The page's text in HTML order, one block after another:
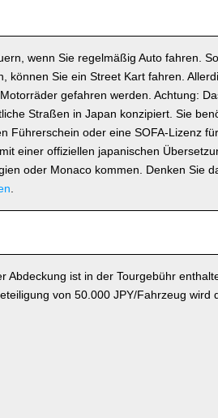
wenn Sie regelmäßig Auto fahren.
können Sie ein Street Kart fahren.
gefahren werden. Achtung:
Straßen in Japan konzipiert. Sie
Führerschein oder eine SOFA-Lizenz
einer offiziellen japanischen
oder Monaco kommen. Denken Sie
ist in der Tourgebühr
von 50.000 JPY/Fahrzeug wird